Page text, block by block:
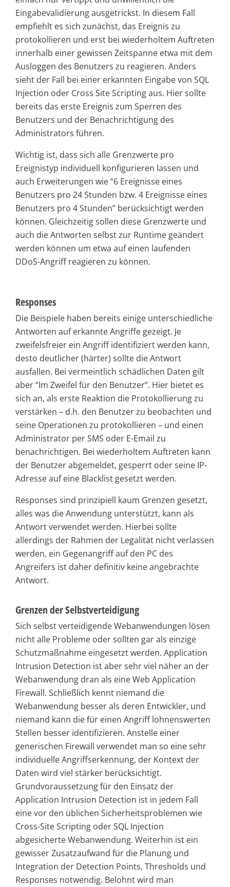
Eingabevalidierung ausgetrickst. In diesem Fall
empfiehlt es sich zunächst, das Ereignis zu
protokollieren und erst bei wiederholtem Auftreten
innerhalb einer gewissen Zeitspanne etwa mit dem
Ausloggen des Benutzers zu reagieren. Anders
sieht der Fall bei einer erkannten Eingabe von SQL
Injection oder Cross Site Scripting aus. Hier sollte
bereits das erste Ereignis zum Sperren des
Benutzers und der Benachrichtigung des
Administrators führen.
Wichtig ist, dass sich alle Grenzwerte pro
Ereignistyp individuell konfigurieren lassen und
auch Erweiterungen wie “6 Ereignisse eines
Benutzers pro 24 Stunden bzw. 4 Ereignisse eines
Benutzers pro 4 Stunden” berücksichtigt werden
können. Gleichzeitig sollen diese Grenzwerte und
auch die Antworten selbst zur Runtime geändert
werden können um etwa auf einen laufenden
DDoS-Angriff reagieren zu können.
Responses
Die Beispiele haben bereits einige unterschiedliche
Antworten auf erkannte Angriffe gezeigt. Je
zweifelsfreier ein Angriff identifiziert werden kann,
desto deutlicher (härter) sollte die Antwort
ausfallen. Bei vermeintlich schädlichen Daten gilt
aber “Im Zweifel für den Benutzer”. Hier bietet es
sich an, als erste Reaktion die Protokollierung zu
verstärken – d.h. den Benutzer zu beobachten und
seine Operationen zu protokollieren – und einen
Administrator per SMS oder E-Email zu
benachrichtigen. Bei wiederholtem Auftreten kann
der Benutzer abgemeldet, gesperrt oder seine IP-
Adresse auf eine Blacklist gesetzt werden.
Responses sind prinzipiell kaum Grenzen gesetzt,
alles was die Anwendung unterstützt, kann als
Antwort verwendet werden. Hierbei sollte
allerdings der Rahmen der Legalität nicht verlassen
werden, ein Gegenangriff auf den PC des
Angreifers ist daher definitiv keine angebrachte
Antwort.
Grenzen der Selbstverteidigung
Sich selbst verteidigende Webanwendungen lösen
nicht alle Probleme oder sollten gar als einzige
Schutzmaßnahme eingesetzt werden. Application
Intrusion Detection ist aber sehr viel näher an der
Webanwendung dran als eine Web Application
Firewall. Schließlich kennt niemand die
Webanwendung besser als deren Entwickler, und
niemand kann die für einen Angriff lohnenswerten
Stellen besser identifizieren. Anstelle einer
generischen Firewall verwendet man so eine sehr
individuelle Angriffserkennung, der Kontext der
Daten wird viel stärker berücksichtigt.
Grundvoraussetzung für den Einsatz der
Application Intrusion Detection ist in jedem Fall
eine vor den üblichen Sicherheitsproblemen wie
Cross-Site Scripting oder SQL Injection
abgesicherte Webanwendung. Weiterhin ist ein
gewisser Zusatzaufwand für die Planung und
Integration der Detection Points, Thresholds und
Responses notwendig. Belohnt wird man